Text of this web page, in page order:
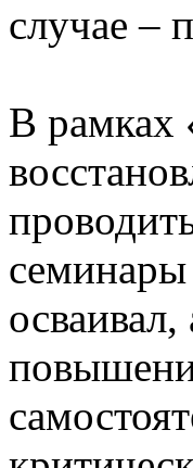
случае –
В рамках
семинары